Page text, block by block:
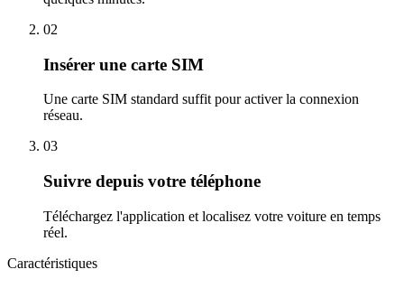
02
Insérer une carte SIM
Une carte SIM standard suffit pour activer la connexion
réseau.
03
Suivre depuis votre téléphone
Téléchargez l'application et localisez votre voiture en temps
réel.
Caractéristiques